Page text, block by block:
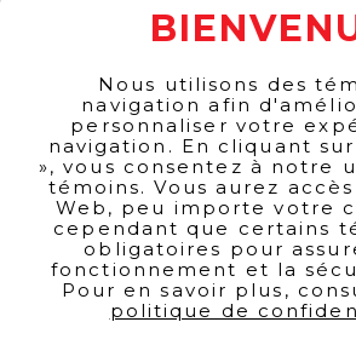
RETOUR AUX PRODUITS
Nous utilisons des
navigation afin
personnaliser votre
navigation. En cliquant
», vous consentez à notre
témoins. Vous aurez
Web, peu importe votre
cependant que certains
obligatoires pour
fonctionnement et la
Pour en savoir plus,
politique de